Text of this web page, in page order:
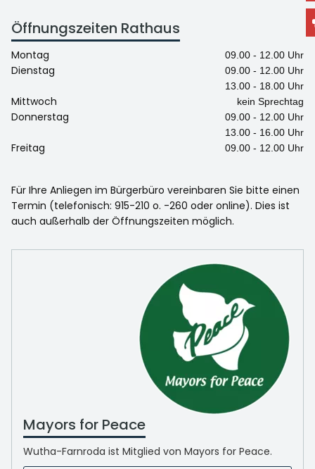
Öffnungszeiten Rathaus
Montag 09.00 - 12.00 Uhr
Dienstag
09.00 - 12.00 Uhr
13.00 - 18.00 Uhr
Mittwoch kein Sprechtag
Donnerstag
09.00 - 12.00 Uhr
13.00 - 16.00 Uhr
Freitag 09.00 - 12.00 Uhr
Für Ihre Anliegen im Bürgerbüro vereinbaren Sie bitte einen
Termin (telefonisch: 915-210 o. -260 oder online). Dies ist
auch außerhalb der Öffnungszeiten möglich.
Mayors for Peace
Wutha-Farnroda ist Mitglied von Mayors for Peace.